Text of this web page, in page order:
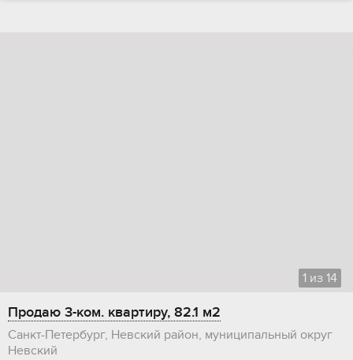
1 из 14
Продаю 3-ком. квартиру, 82.1 м2
Санкт-Петербург, Невский район, муниципальный округ
Невский